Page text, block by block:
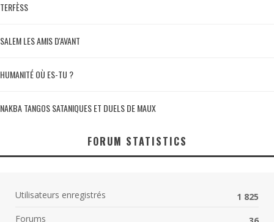
TERFÈSS
SALEM LES AMIS D'AVANT
HUMANITÉ OÙ ES-TU ?
NAKBA TANGOS SATANIQUES ET DUELS DE MAUX
FORUM STATISTICS
Utilisateurs enregistrés
1 825
Forums